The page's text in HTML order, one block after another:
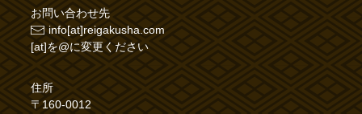
お問い合わせ先
info[at]reigakusha.com
[at]を@に変更ください
住所
〒160-0012